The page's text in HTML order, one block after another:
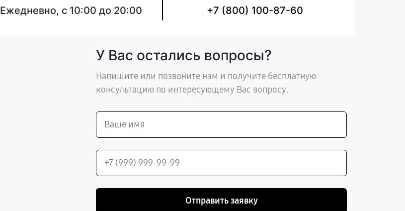
Ежедневно, с 10:00 до 20:00 +7 (800) 100-87-60
У Вас остались вопросы?
Напишите или позвоните нам и получите бесплатную
консультацию по интересующему Вас вопросу.
Отправить заявку